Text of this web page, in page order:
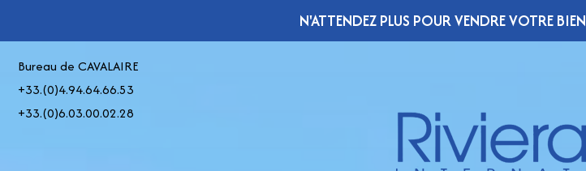
N'ATTENDEZ PLUS POUR VENDRE VOTRE BIEN
Bureau de CAVALAIRE
+33.(0)4.94.64.66.53
+33.(0)6.03.00.02.28